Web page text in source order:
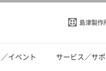
島津製作
イベント サービス／サ